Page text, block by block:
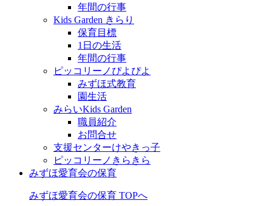
年間の行事
Kids Garden きらり
保育目標
1日の生活
年間の行事
ピッコリーノぴよぴよ
みずほ式教育
園生活
みらいKids Garden
職員紹介
お問合せ
支援センターけやきっ子
ピッコリーノきらきら
みずほ愛育会の保育
みずほ愛育会の保育 TOPへ